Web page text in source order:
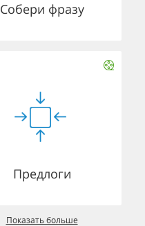
Собери фразу
Предлоги
Показать больше